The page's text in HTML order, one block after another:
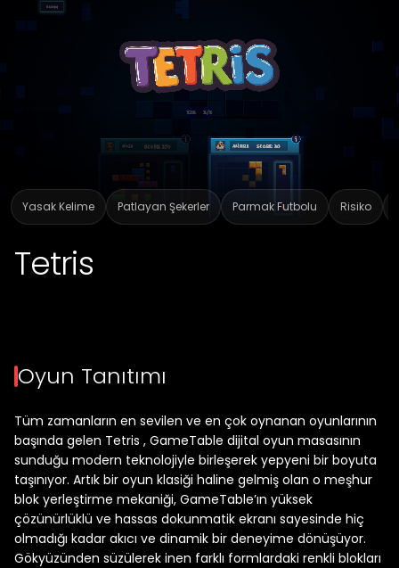
Yasak Kelime Patlayan Şekerler Parmak Futbolu Risiko
Tetris
Oyun Tanıtımı
Tüm zamanların en sevilen ve en çok oynanan oyunlarının
başında gelen Tetris , GameTable dijital oyun masasının
sunduğu modern teknolojiyle birleşerek yepyeni bir boyuta
taşınıyor. Artık bir oyun klasiği haline gelmiş olan o meşhur
blok yerleştirme mekaniği, GameTable’ın yüksek
çözünürlüklü ve hassas dokunmatik ekranı sayesinde hiç
olmadığı kadar akıcı ve dinamik bir deneyime dönüşüyor.
Gökyüzünden süzülerek inen farklı formlardaki renkli blokları